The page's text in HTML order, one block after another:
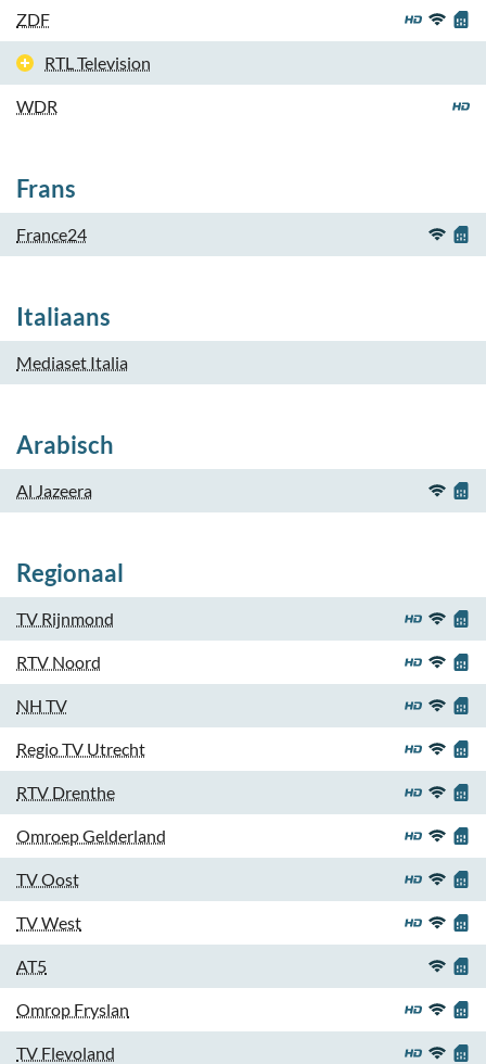
ZDF
RTL Television
WDR
Frans
France24
Italiaans
Mediaset Italia
Arabisch
Al Jazeera
Regionaal
TV Rijnmond
RTV Noord
NH TV
Regio TV Utrecht
RTV Drenthe
Omroep Gelderland
TV Oost
TV West
AT5
Omrop Fryslan
TV Flevoland